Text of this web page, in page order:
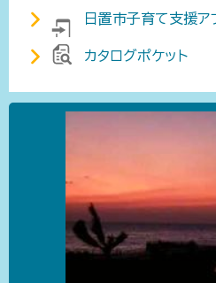
日置市子育て支援ア
カタログポケット